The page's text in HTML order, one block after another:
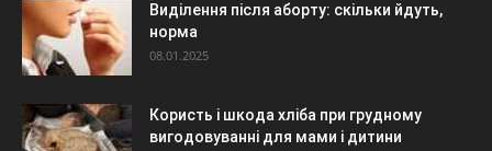
Виділення після аборту: скільки йдуть,
норма
08.01.2025
Користь і шкода хліба при грудному
вигодовуванні для мами і дитини